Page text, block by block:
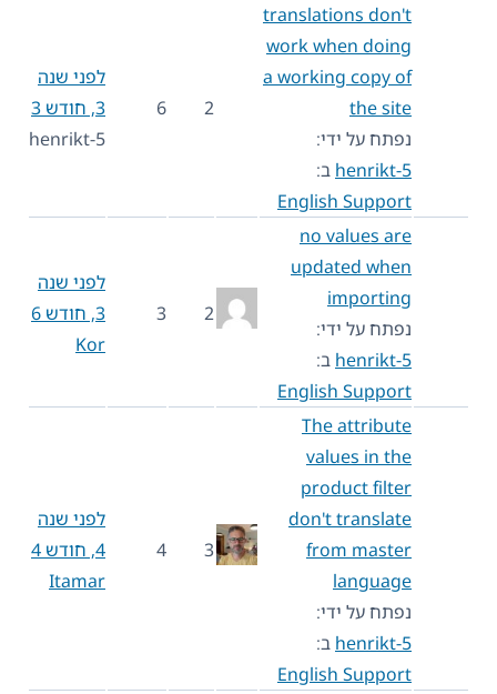
translations don't
work when doing
a working copy of
the site
נפתח על ידי:
henrikt-5 ב:
English Support
2
6
לפני שנה
3, חודש 3
henrikt-5
no values are
updated when
importing
נפתח על ידי:
henrikt-5 ב:
English Support
2
3
לפני שנה
3, חודש 6
Kor
The attribute
values in the
product filter
don't translate
from master
language
נפתח על ידי:
henrikt-5 ב:
English Support
3
4
לפני שנה
4, חודש 4
Itamar